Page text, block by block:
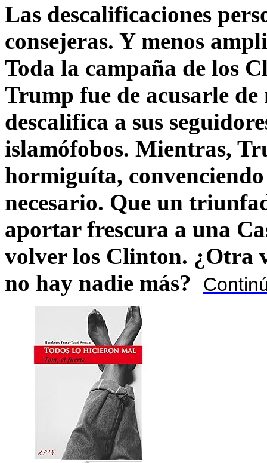
Las descalificaciones
consejeras. Y menos
Toda la campaña de los
Trump fue de acusarle
descalifica a sus
islamófobos. Mientras,
hormiguíta,
necesario. Que un
aportar frescura a una
volver los Clinton. ¿Otra
no hay nadie más?